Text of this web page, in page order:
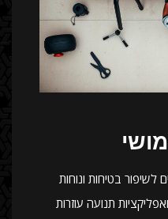
לשיפור בטיחות ונוחות
תנועה עוזרות